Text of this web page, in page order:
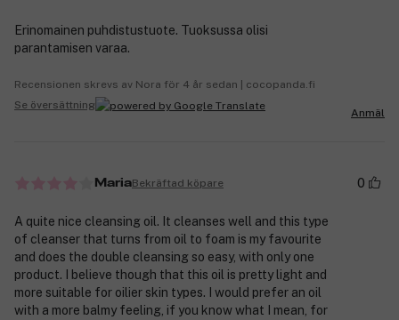
Erinomainen puhdistustuote. Tuoksussa olisi
parantamisen varaa.
Recensionen skrevs av Nora för 4 år sedan | cocopanda.fi
Se översättning
Anmäl
MariaBekräftad köpare 0
A quite nice cleansing oil. It cleanses well and this type
of cleanser that turns from oil to foam is my favourite
and does the double cleansing so easy, with only one
product. I believe though that this oil is pretty light and
more suitable for oilier skin types. I would prefer an oil
with a more balmy feeling, if you know what I mean, for